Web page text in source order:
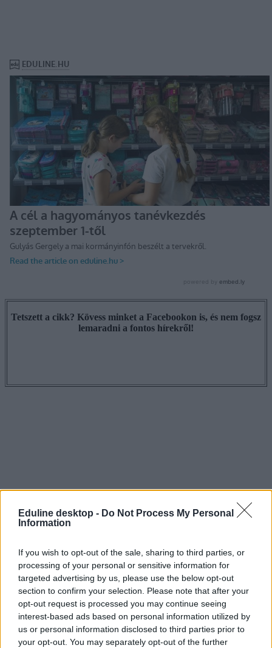
Eduline desktop - Do Not Process My Personal
Information
If you wish to opt-out of the sale, sharing to third parties, or
processing of your personal or sensitive information for
targeted advertising by us, please use the below opt-out
section to confirm your selection. Please note that after your
opt-out request is processed you may continue seeing
interest-based ads based on personal information utilized by
us or personal information disclosed to third parties prior to
your opt-out. You may separately opt-out of the further
Tetszett a cikk? Kövess minket a Facebookon is, és nem fogsz
lemaradni a fontos hírekről!
efott 2020
fesztiválok 2020
fesztivál
efott